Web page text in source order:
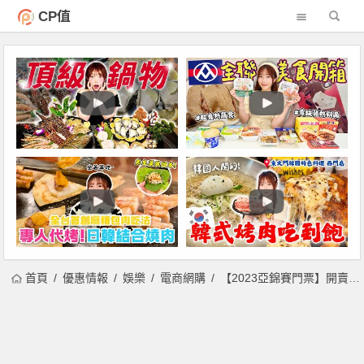
CP值
首頁 優惠情報 娛樂 電商網購 【2023亞錦賽門票】開賣時間/票價/中信卡友購票/拓元售票/座位圖整理